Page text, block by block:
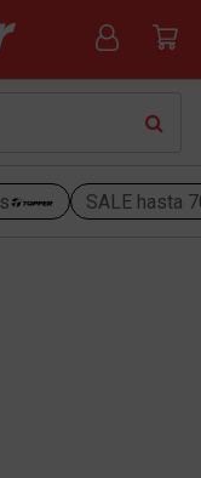
SALE hasta